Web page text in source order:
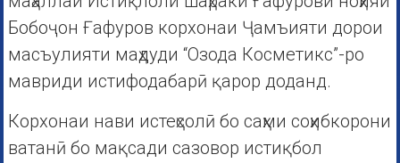
Бобоҷон Ғафуров корхонаи Ҷамъияти дорои
масъулияти маҳдуди “Озода Косметикс”-ро
мавриди истифодабарӣ қарор доданд.
Корхонаи нави истеҳсолӣ бо саҳми соҳибкорони
ватанӣ бо мақсади сазовор истиқбол